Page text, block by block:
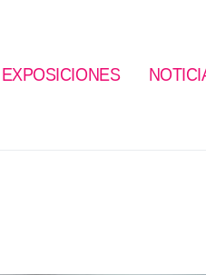
EXPOSICIONES